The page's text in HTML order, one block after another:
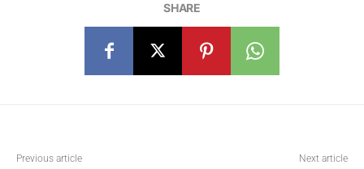
SHARE
Previous article
Next article